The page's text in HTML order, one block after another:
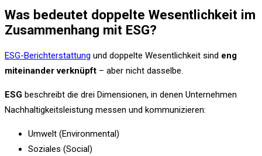
Was bedeutet doppelte Wesentlichkeit im
Zusammenhang mit ESG?
ESG-Berichterstattung und doppelte Wesentlichkeit sind eng
miteinander verknüpft – aber nicht dasselbe.
ESG beschreibt die drei Dimensionen, in denen Unternehmen
Nachhaltigkeitsleistung messen und kommunizieren:
Umwelt (Environmental)
Soziales (Social)